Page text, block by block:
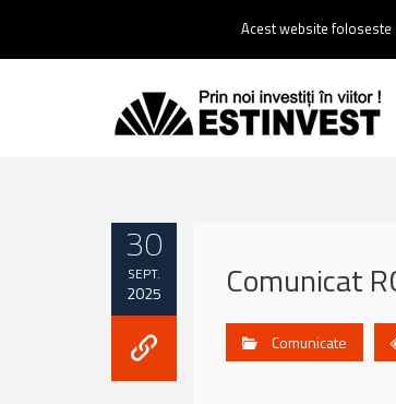
0237 238 900 |Email :
30
SEPT.
2025 Comunicat
Comunicate
Acest website